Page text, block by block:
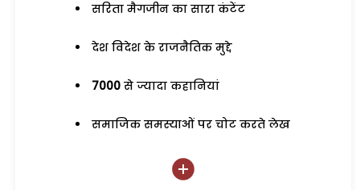
सरिता मैगजीन का सारा कंटेंट
देश विदेश के राजनैतिक मुद्दे
7000 से ज्यादा कहानियां
समाजिक समस्याओं पर चोट करते लेख